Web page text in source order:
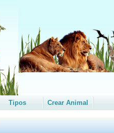
Tipos Crear Animal